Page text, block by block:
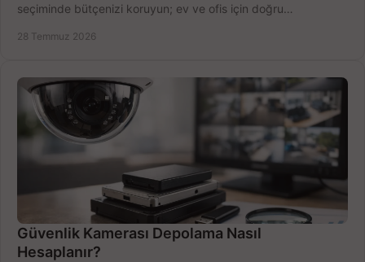
seçiminde bütçenizi koruyun; ev ve ofis için doğru
28 Temmuz 2026
Güvenlik Kamerası Depolama Nasıl
Hesaplanır?